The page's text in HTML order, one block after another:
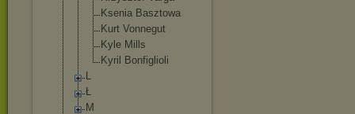
Ksenia Basztowa
Kurt Vonnegut
Kyle Mills
Kyril Bonfiglioli
L
Ł
M